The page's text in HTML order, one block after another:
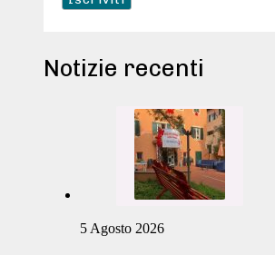
Notizie recenti
5 Agosto 2026